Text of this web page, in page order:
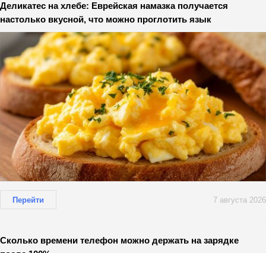
Деликатес на хлебе: Еврейская намазка получается
настолько вкусной, что можно проглотить язык
Перейти 7 августа 2026
Сколько времени телефон можно держать на зарядке